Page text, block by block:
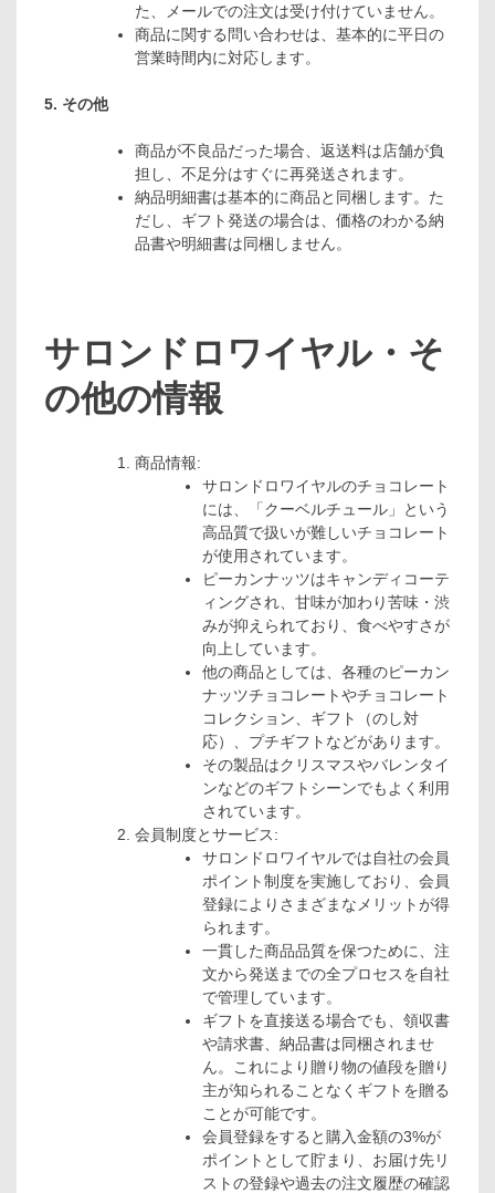
た、メールでの注文は受け付けていません。
商品に関する問い合わせは、基本的に平日の
営業時間内に対応します。
5. その他
商品が不良品だった場合、返送料は店舗が負
担し、不足分はすぐに再発送されます。
納品明細書は基本的に商品と同梱します。た
だし、ギフト発送の場合は、価格のわかる納
品書や明細書は同梱しません。
サロンドロワイヤル・そ
の他の情報
商品情報:
サロンドロワイヤルのチョコレート
には、「クーベルチュール」という
高品質で扱いが難しいチョコレート
が使用されています。
ピーカンナッツはキャンディコーテ
ィングされ、甘味が加わり苦味・渋
みが抑えられており、食べやすさが
向上しています。
他の商品としては、各種のピーカン
ナッツチョコレートやチョコレート
コレクション、ギフト（のし対
応）、プチギフトなどがあります。
その製品はクリスマスやバレンタイ
ンなどのギフトシーンでもよく利用
されています。
会員制度とサービス:
サロンドロワイヤルでは自社の会員
ポイント制度を実施しており、会員
登録によりさまざまなメリットが得
られます。
一貫した商品品質を保つために、注
文から発送までの全プロセスを自社
で管理しています。
ギフトを直接送る場合でも、領収書
や請求書、納品書は同梱されませ
ん。これにより贈り物の値段を贈り
主が知られることなくギフトを贈る
ことが可能です。
会員登録をすると購入金額の3%が
ポイントとして貯まり、お届け先リ
ストの登録や過去の注文履歴の確認